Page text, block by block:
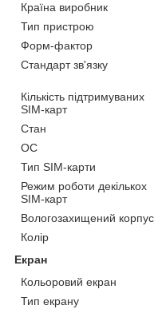
Країна виробник
Тип пристрою
Форм-фактор
Стандарт зв'язку
Кількість підтримуваних
SIM-карт
Стан
ОС
Тип SIM-карти
Режим роботи декількох
SIM-карт
Вологозахищений корпус
Колір
Екран
Кольоровий екран
Тип екрану